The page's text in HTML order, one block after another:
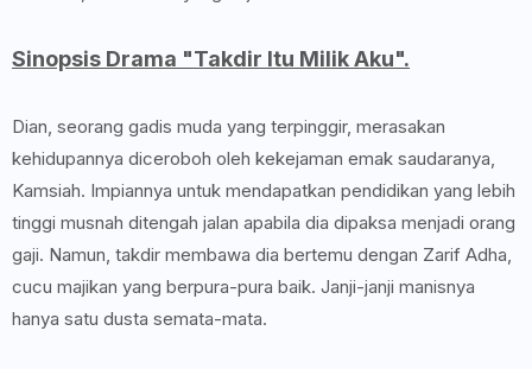
Sinopsis Drama "Takdir Itu Milik Aku".
Dian, seorang gadis muda yang terpinggir, merasakan
kehidupannya diceroboh oleh kekejaman emak saudaranya,
Kamsiah. Impiannya untuk mendapatkan pendidikan yang lebih
tinggi musnah ditengah jalan apabila dia dipaksa menjadi orang
gaji. Namun, takdir membawa dia bertemu dengan Zarif Adha,
cucu majikan yang berpura-pura baik. Janji-janji manisnya
hanya satu dusta semata-mata.